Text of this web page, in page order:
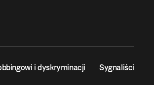
i dyskryminacji Sygnaliści